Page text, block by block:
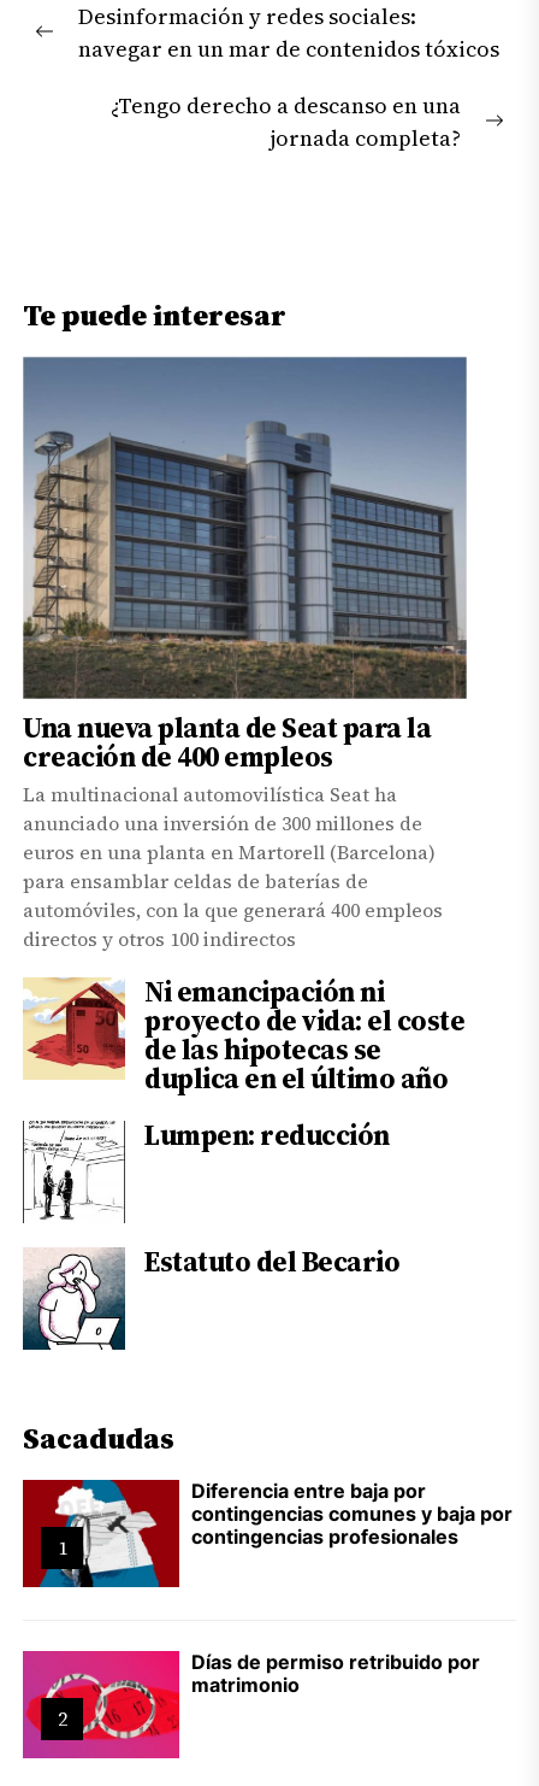
de
entradas
Previous
Desinformación y redes sociales:
navegar en un mar de contenidos tóxicos
¿Tengo derecho a descanso en una
jornada completa?
Te puede interesar
Una nueva planta de Seat para la
creación de 400 empleos
La multinacional automovilística Seat ha
anunciado una inversión de 300 millones de
euros en una planta en Martorell (Barcelona)
para ensamblar celdas de baterías de
automóviles, con la que generará 400 empleos
directos y otros 100 indirectos
Ni emancipación ni
proyecto de vida: el coste
de las hipotecas se
duplica en el último año
Lumpen: reducción
Estatuto del Becario
Sacadudas
1
Diferencia entre baja por
contingencias comunes y baja por
contingencias profesionales
2
Días de permiso retribuido por
matrimonio